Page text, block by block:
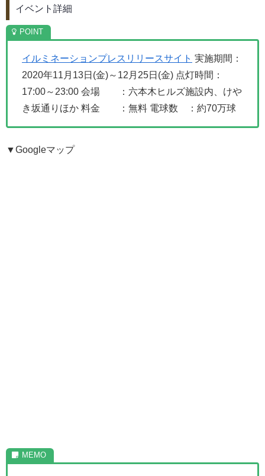
イベント詳細
イルミネーションプレスリリースサイト 実施期間：
2020年11月13日(金)～12月25日(金) 点灯時間：
17:00～23:00 会場 ：六本木ヒルズ施設内、けや
き坂通りほか 料金 ：無料 電球数 ：約70万球
▼Googleマップ